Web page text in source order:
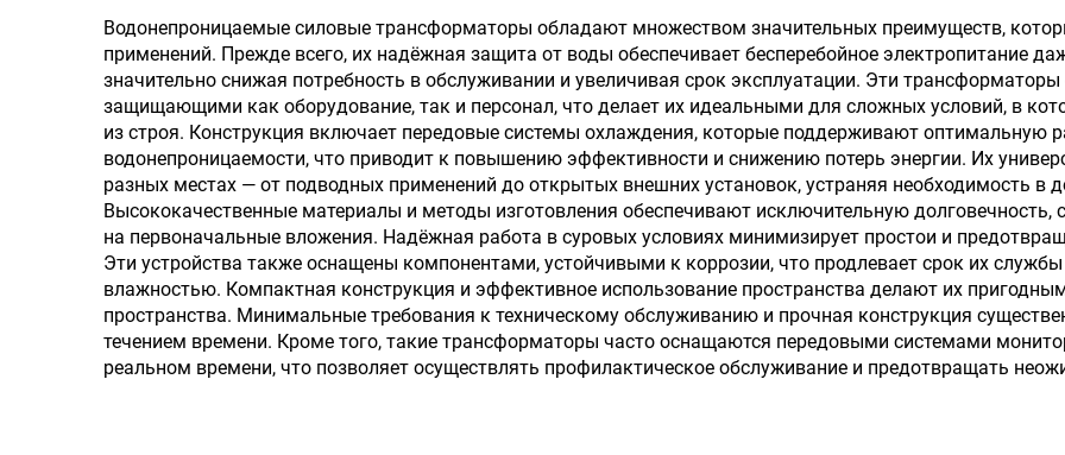
входом 110 В, 220 В,
240 В и выходом 380 В,
24 В, 36 В, частота 50
Гц
трансформатор с 110
В на 12 В для
усилителя
печатной
трансформатор
для печатной
Водонепроницаемые силовые трансформаторы обладают множеством значительных преимуществ,
применений. Прежде всего, их надёжная защита от воды обеспечивает бесперебойное электропитание
значительно снижая потребность в обслуживании и увеличивая срок эксплуатации. Эти
защищающими как оборудование, так и персонал, что делает их идеальными для сложных условий, в
из строя. Конструкция включает передовые системы охлаждения, которые поддерживают оптимальную
водонепроницаемости, что приводит к повышению эффективности и снижению потерь энергии. Их
разных местах — от подводных применений до открытых внешних установок, устраняя необходимость в
Высококачественные материалы и методы изготовления обеспечивают исключительную
на первоначальные вложения. Надёжная работа в суровых условиях минимизирует простои и
Эти устройства также оснащены компонентами, устойчивыми к коррозии, что продлевает срок их
влажностью. Компактная конструкция и эффективное использование пространства делают их
пространства. Минимальные требования к техническому обслуживанию и прочная конструкция
течением времени. Кроме того, такие трансформаторы часто оснащаются передовыми системами
реальном времени, что позволяет осуществлять профилактическое обслуживание и предотвращать